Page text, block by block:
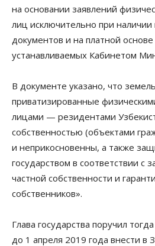
на основании заявлений
лиц исключительно при наличии
документов и на платной
устанавливаемых Кабинетом
В документе указано, что
приватизированные
лицами — резидентами
собственностью (объектами
и неприкосновенны, а также
государством в соответствии с
частной собственности и
собственников».
Глава государства поручил
до 1 апреля 2019 года внести в